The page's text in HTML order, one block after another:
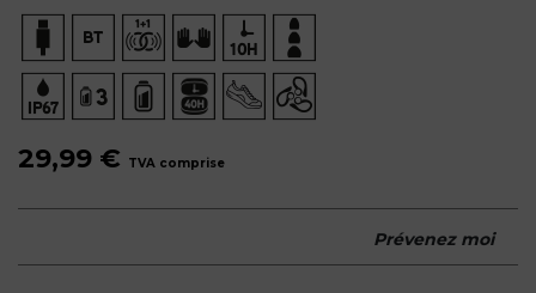
29,99 € TVA comprise
Prévenez moi